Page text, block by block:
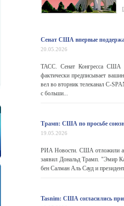
Сенат США впервые
20.05.2026
ТАСС. Сенат Конгресса США
фактически предписывает
вел во вторник телеканал C-
с больши...
Трамп: США по просьбе
19.05.2026
РИА Новости. США отложили
заявил Дональд Трамп. "Эмир
бен Салман Аль Сауд и
Tasnim: США согласились